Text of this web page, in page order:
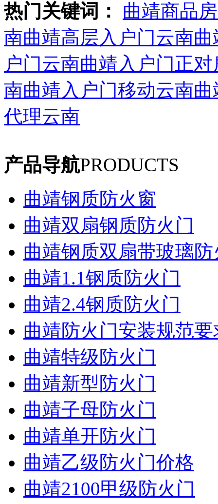
热门关键词：
曲靖商品
南曲靖高层入户门云南曲
户门云南曲靖入户门正
南曲靖入户门移动云南曲
代理云南
产品导航PRODUCTS
曲靖钢质防火窗
曲靖双扇钢质防火门
曲靖钢质双扇带玻璃防
曲靖1.1钢质防火门
曲靖2.4钢质防火门
曲靖防火门安装规范要
曲靖特级防火门
曲靖新型防火门
曲靖子母防火门
曲靖单开防火门
曲靖乙级防火门价格
曲靖2100甲级防火门